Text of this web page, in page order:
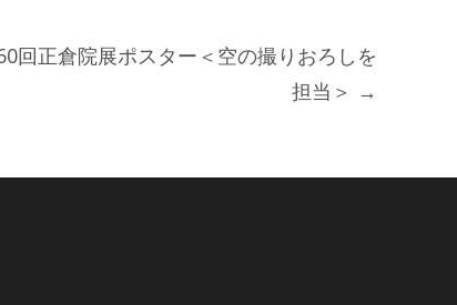
回正倉院展ポスター＜空の撮りおろしを
担当＞ →